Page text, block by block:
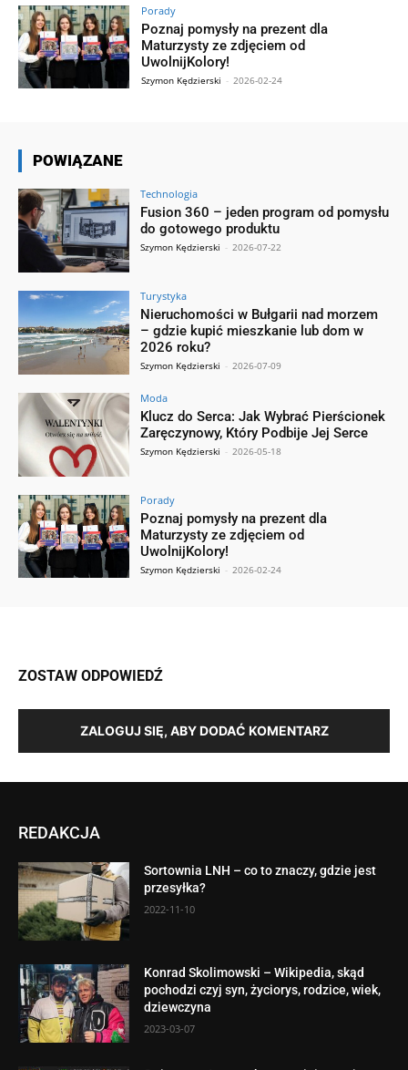
Porady
Poznaj pomysły na prezent dla
Maturzysty ze zdjęciem od
UwolnijKolory!
Szymon Kędzierski - 2026-02-24
POWIĄZANE
Technologia
Fusion 360 – jeden program od pomysłu
do gotowego produktu
Szymon Kędzierski - 2026-07-22
Turystyka
Nieruchomości w Bułgarii nad morzem
– gdzie kupić mieszkanie lub dom w
2026 roku?
Szymon Kędzierski - 2026-07-09
Moda
Klucz do Serca: Jak Wybrać Pierścionek
Zaręczynowy, Który Podbije Jej Serce
Szymon Kędzierski - 2026-05-18
Porady
Poznaj pomysły na prezent dla
Maturzysty ze zdjęciem od
UwolnijKolory!
Szymon Kędzierski - 2026-02-24
ZOSTAW ODPOWIEDŹ
ZALOGUJ SIĘ, ABY DODAĆ KOMENTARZ
REDAKCJA
Sortownia LNH – co to znaczy, gdzie jest
przesyłka?
2022-11-10
Konrad Skolimowski – Wikipedia, skąd
pochodzi czyj syn, życiorys, rodzice, wiek,
dziewczyna
2023-03-07